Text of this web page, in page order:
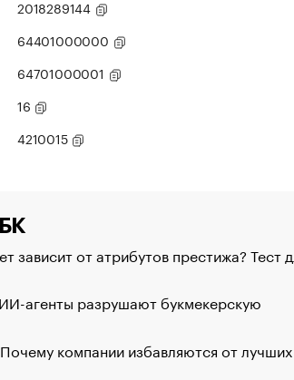
2018289144
64401000000
64701000001
16
4210015
зависит от атрибутов престижа? Тест
агенты разрушают букмекерскую
компании избавляются от лучших